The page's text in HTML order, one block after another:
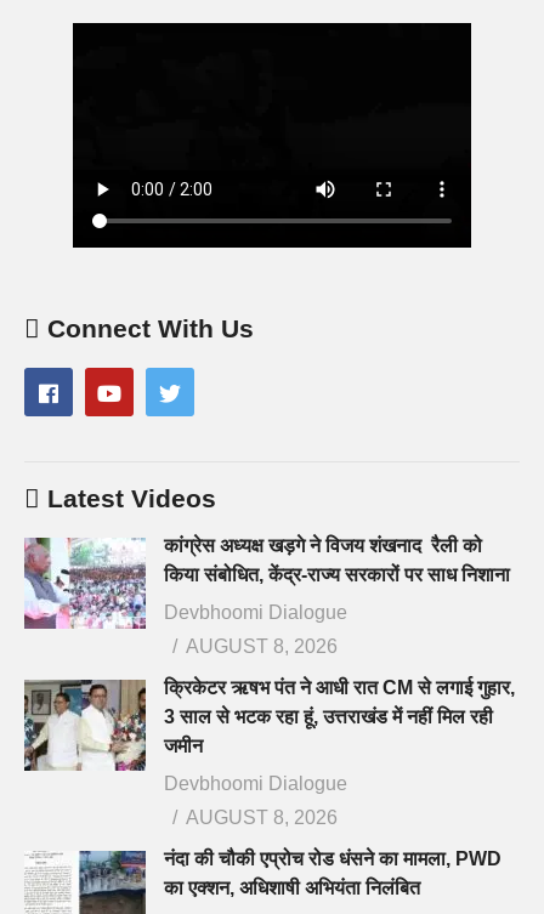
Connect With Us
Latest Videos
कांग्रेस अध्यक्ष खड़गे ने विजय शंखनाद रैली को
किया संबोधित, केंद्र-राज्य सरकारों पर साध निशाना
Devbhoomi Dialogue
AUGUST 8, 2026
क्रिकेटर ऋषभ पंत ने आधी रात CM से लगाई गुहार,
3 साल से भटक रहा हूं, उत्तराखंड में नहीं मिल रही
जमीन
Devbhoomi Dialogue
AUGUST 8, 2026
नंदा की चौकी एप्रोच रोड धंसने का मामला, PWD
का एक्शन, अधिशाषी अभियंता निलंबित